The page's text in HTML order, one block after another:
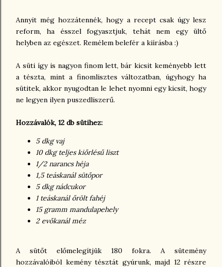
Annyit még hozzátennék, hogy a recept csak úgy lesz
reform, ha ésszel fogyasztjuk, tehát nem egy ültő
helyben az egészet. Remélem belefér a kiírásba :)
A süti így is nagyon finom lett, bár kicsit keményebb lett
a tészta, mint a finomlisztes változatban, úgyhogy ha
sütitek, akkor nyugodtan le lehet nyomni egy kicsit, hogy
ne legyen ilyen puszedliszerű.
Hozzávalók, 12 db sütihez:
5 dkg vaj
10 dkg teljes kiőrlésű liszt
1/2 narancs héja
1,5 teáskanál sütőpor
5 dkg nádcukor
1 teáskanál őrölt fahéj
15 gramm mandulapehely
2 evőkanál méz
A sütőt előmelegítjük 180 fokra. A sütemény
hozzávalóiból kemény tésztát gyúrunk, majd 12 részre